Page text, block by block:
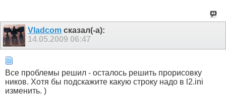
Vladcom сказал(-а):
14.05.2009 06:47
Все проблемы решил - осталось решить прорисовку
ников. Хотя бы подскажите какую строку надо в l2.ini
изменить. )